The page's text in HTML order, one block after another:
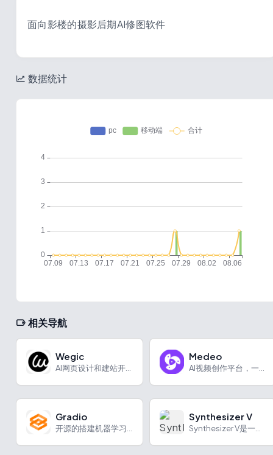
面向影楼的摄影后期AI修图软件
数据统计
相关导航
Wegic Medeo
Gradio Synthesizer V